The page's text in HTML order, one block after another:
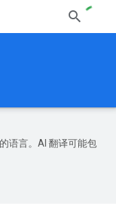
语言。AI 翻译可能包